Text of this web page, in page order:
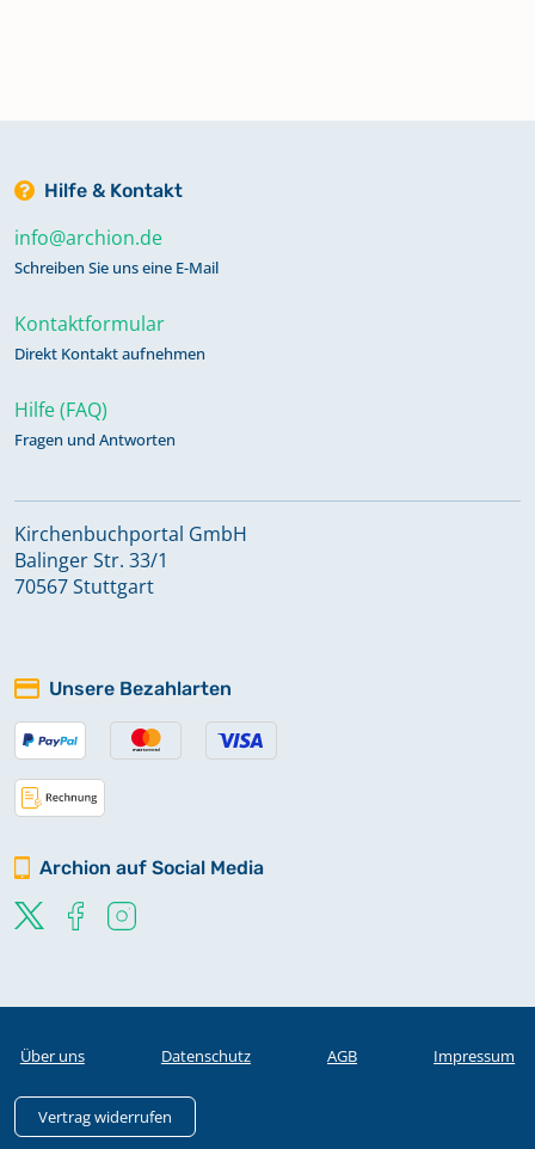
Hilfe & Kontakt
info@archion.de
Schreiben Sie uns eine E-Mail
Kontaktformular
Direkt Kontakt aufnehmen
Hilfe (FAQ)
Fragen und Antworten
Kirchenbuchportal GmbH
Balinger Str. 33/1
70567 Stuttgart
Unsere Bezahlarten
Archion auf Social Media
Über uns Datenschutz AGB Impressum
Vertrag widerrufen